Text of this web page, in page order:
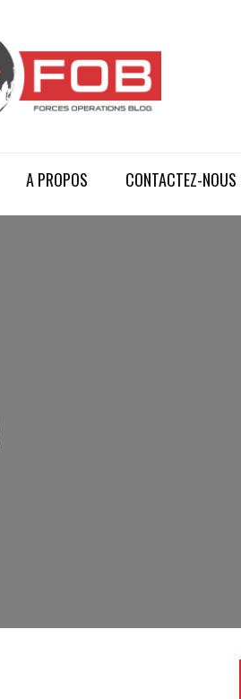
A PROPOS CONTACTEZ-NOUS